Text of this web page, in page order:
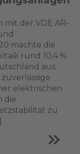
mit der VDE AR-
machte die
rund 10,4 %
aus.
elektrischen
die
zu